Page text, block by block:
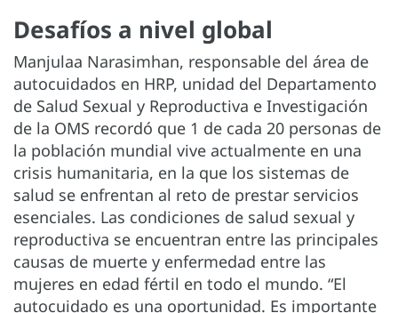
Desafíos a nivel global
Manjulaa Narasimhan, responsable del área de
autocuidados en HRP, unidad del Departamento
de Salud Sexual y Reproductiva e Investigación
de la OMS recordó que 1 de cada 20 personas de
la población mundial vive actualmente en una
crisis humanitaria, en la que los sistemas de
salud se enfrentan al reto de prestar servicios
esenciales. Las condiciones de salud sexual y
reproductiva se encuentran entre las principales
causas de muerte y enfermedad entre las
mujeres en edad fértil en todo el mundo. “El
autocuidado es una oportunidad. Es importante